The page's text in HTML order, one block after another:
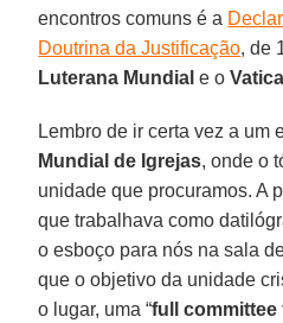
encontros comuns é a
Doutrina da Justificação, de
Luterana Mundial e o
Lembro de ir certa vez a um
Mundial de Igrejas, onde o
unidade que procuramos. A
que trabalhava como
o esboço para nós na sala
que o objetivo da unidade
o lugar, uma “full